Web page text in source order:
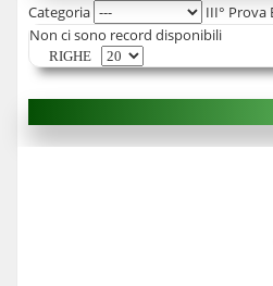
Categoria
III° Prova
Non ci sono record disponibili
RIGHE